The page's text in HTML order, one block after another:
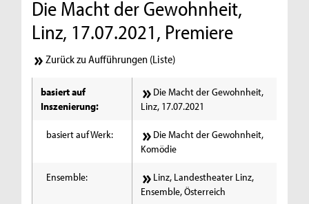
Die Macht der Gewohnheit,
Linz, 17.07.2021, Premiere
Zurück zu Aufführungen (Liste)
basiert auf
Inszenierung:
Die Macht der Gewohnheit,
Linz, 17.07.2021
basiert auf Werk:
Die Macht der Gewohnheit,
Komödie
Ensemble:
Linz, Landestheater Linz,
Ensemble, Österreich